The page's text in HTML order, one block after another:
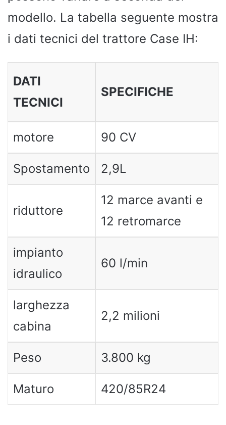
modello. La tabella seguente mostra
i dati tecnici del trattore Case IH:
DATI
TECNICI
SPECIFICHE
motore 90 CV
Spostamento 2,9L
riduttore
12 marce avanti e
12 retromarce
impianto
idraulico
60 l/min
larghezza
cabina
2,2 milioni
Peso 3.800 kg
Maturo 420/85R24